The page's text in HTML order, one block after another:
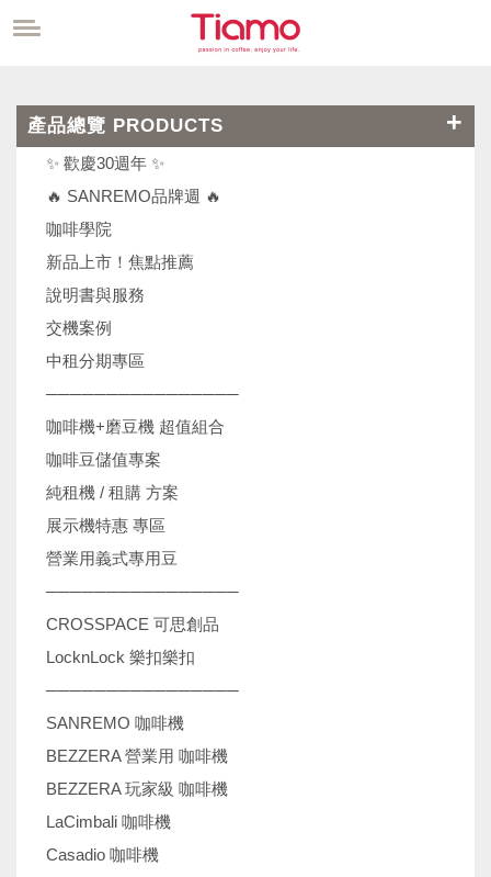
產品總覽 PRODUCTS
✨ 歡慶30週年 ✨
🔥 SANREMO品牌週 🔥
咖啡學院
新品上市！焦點推薦
說明書與服務
交機案例
中租分期專區
────────────────
咖啡機+磨豆機 超值組合
咖啡豆儲值專案
純租機 / 租購 方案
展示機特惠 專區
營業用義式專用豆
────────────────
CROSSPACE 可思創品
LocknLock 樂扣樂扣
────────────────
SANREMO 咖啡機
BEZZERA 營業用 咖啡機
BEZZERA 玩家級 咖啡機
LaCimbali 咖啡機
Casadio 咖啡機